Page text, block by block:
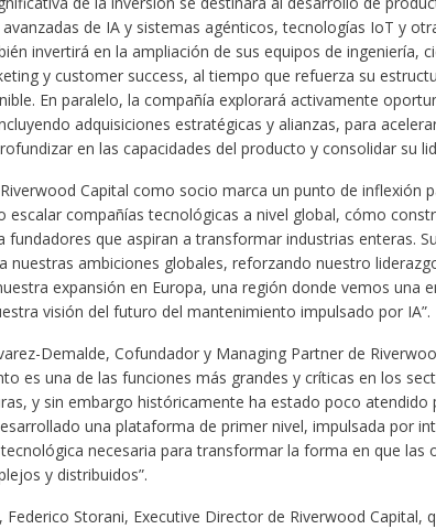
de IA y sistemas agénticos, tecnologías IoT y
invertirá en la ampliación de sus equipos de ingeniería,
y customer success, al tiempo que refuerza su
En paralelo, la compañía explorará activamente
adquisiciones estratégicas y alianzas, para
en las capacidades del producto y consolidar su
Capital como socio marca un punto de inflexión
escalar compañías tecnológicas a nivel global, cómo
fundadores que aspiran a transformar industrias enteras.
nuestras ambiciones globales, reforzando nuestro
expansión en Europa, una región donde vemos una
visión del futuro del mantenimiento impulsado por IA”.
Demalde, Cofundador y Managing Partner de
es una de las funciones más grandes y críticas en los
y sin embargo históricamente ha estado poco
una plataforma de primer nivel, impulsada por
necesaria para transformar la forma en que las
y distribuidos”.
Federico Storani, Executive Director de Riverwood Capital,